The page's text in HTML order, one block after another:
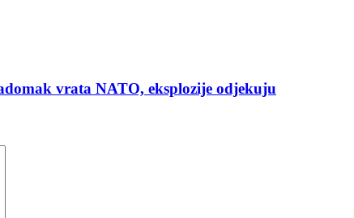
vrata NATO, eksplozije odjekuju